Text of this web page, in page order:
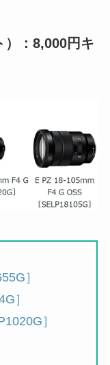
）：8,000円キ
］
］
］